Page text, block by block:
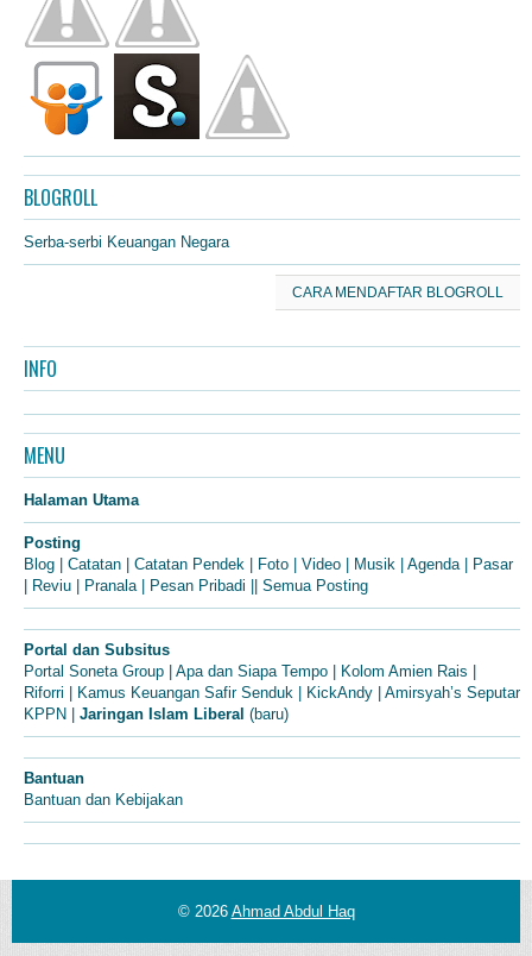
BLOGROLL
Serba-serbi Keuangan Negara
CARA MENDAFTAR BLOGROLL
INFO
MENU
Halaman Utama
Posting
Blog
Catatan Catatan Pendek Foto Video Musik Agenda|
Pasar
Reviu Pranala| Pesan Pribadi Semua Posting
Portal dan Subsitus
Portal Soneta Group
Apa dan Siapa Tempo Kolom Amien Rais
Riforri
Kamus Keuangan Safir Senduk KickAndy
Amirsyah’s Seputar
KPPN
Jaringan Islam Liberal (baru)
Bantuan
Bantuan dan Kebijakan
© 2026 Ahmad Abdul Haq